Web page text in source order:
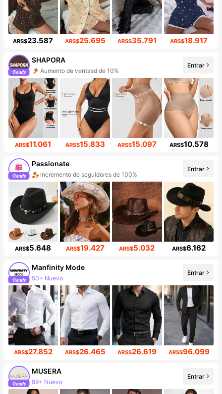
ARS$23.587 ARS$25.695 ARS$35.791 ARS$18.917
SHAPORA
Aumento de ventasd de 10%
Incremento de seguidores de 56%
Entrar
ARS$11.061 ARS$15.833 ARS$15.097 ARS$10.578
Passionate
Incremento de seguidores de 100%
Aumento de ventasd de 36%
Entrar
ARS$5.648 ARS$19.427 ARS$5.032 ARS$6.162
Manfinity Mode
50+ Nuevo
252K seguidores
Entrar
ARS$27.852 ARS$26.465 ARS$26.619 ARS$96.099
MUSERA
99+ Nuevo
4.3M seguidores
Entrar